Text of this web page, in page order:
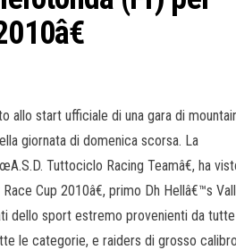
allo start ufficiale di una gara di
giornata di domenica scorsa. La
Tuttociclo Racing Teamâ€, ha
Cup 2010â€, primo Dh Hellâ€™s
dello sport estremo provenienti da
le categorie, e raiders di grosso